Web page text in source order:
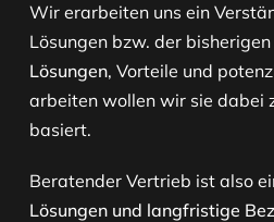
Wir erarbeiten uns ein
Lösungen bzw. der
Lösungen, Vorteile und
arbeiten wollen wir sie dabei
basiert.
Beratender Vertrieb ist also
Lösungen und langfristige